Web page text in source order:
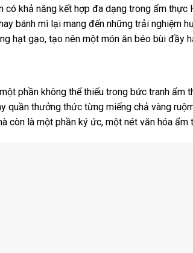
khả năng kết hợp đa dạng trong ẩm thực
bánh mì lại mang đến những trải nghiệm
hạt gạo, tạo nên một món ăn béo bùi đầy
phần không thể thiếu trong bức tranh ẩm
quần thưởng thức từng miếng chả vàng
còn là một phần ký ức, một nét văn hóa